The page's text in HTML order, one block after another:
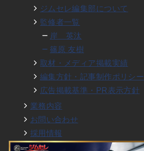
ジムセレ編集部について
監修者一覧
岸 英汰
篠原 友樹
取材・メディア掲載実績
編集方針・記事制作ポリシー
広告掲載基準・PR表示方針
業務内容
お問い合わせ
採用情報